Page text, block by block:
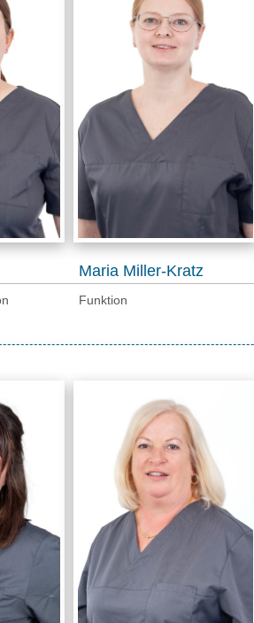
Maria Miller-Kratz
Funktion